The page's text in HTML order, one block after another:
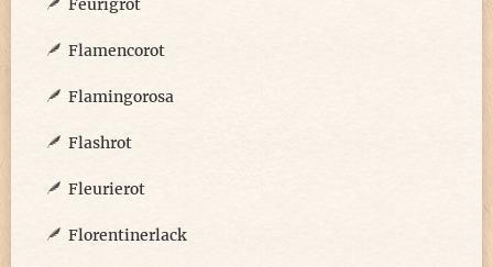
Feurigrot
Flamencorot
Flamingorosa
Flashrot
Fleurierot
Florentinerlack